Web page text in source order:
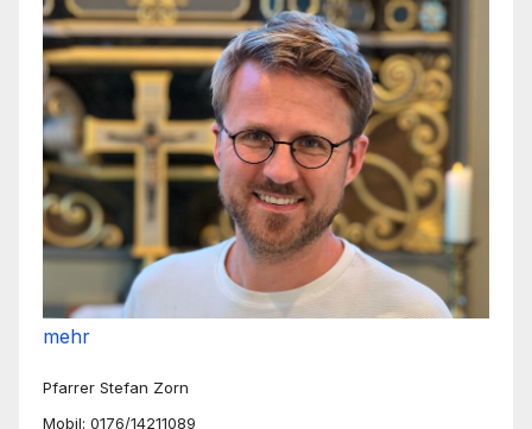
mehr
Pfarrer Stefan Zorn
Mobil: 0176/14211089